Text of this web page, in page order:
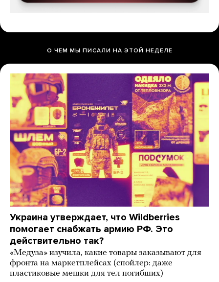
О ЧЕМ МЫ ПИСАЛИ НА ЭТОЙ НЕДЕЛЕ
Украина утверждает, что Wildberries
помогает снабжать армию РФ. Это
действительно так?
«Медуза» изучила, какие товары заказывают для
фронта на маркетплейсах (спойлер: даже
пластиковые мешки для тел погибших)